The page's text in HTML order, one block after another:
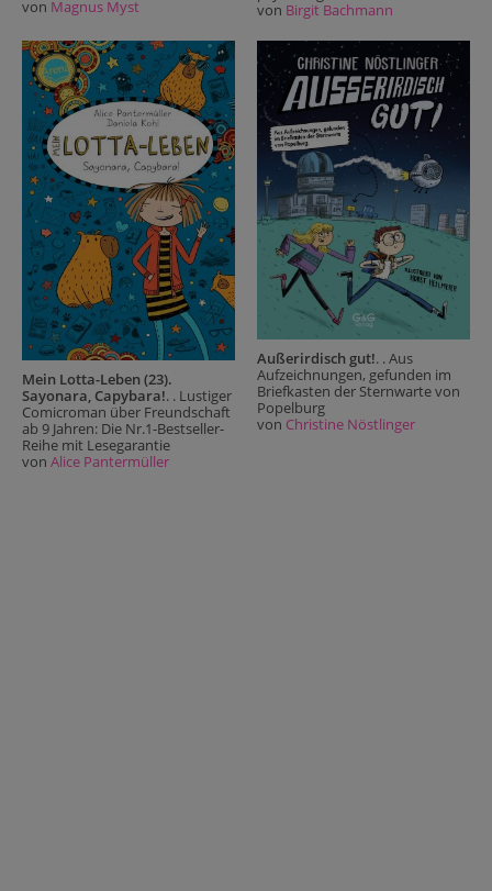
von Magnus Myst
von Birgit Bachmann
Mein Lotta-Leben (23).
Sayonara, Capybara!. . Lustiger
Comicroman über Freundschaft
ab 9 Jahren: Die Nr.1-Bestseller-
Reihe mit Lesegarantie
von Alice Pantermüller
Außerirdisch gut!. . Aus
Aufzeichnungen, gefunden im
Briefkasten der Sternwarte von
Popelburg
von Christine Nöstlinger